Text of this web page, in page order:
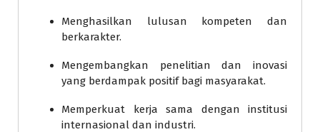
Menghasilkan lulusan kompeten dan
berkarakter.
Mengembangkan penelitian dan inovasi
yang berdampak positif bagi masyarakat.
Memperkuat kerja sama dengan institusi
internasional dan industri.